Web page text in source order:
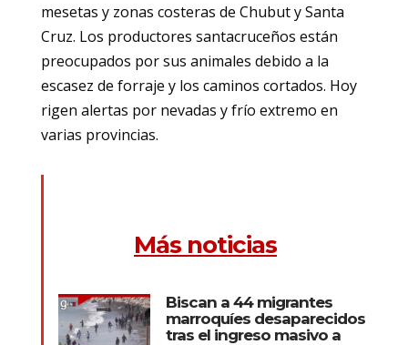
mesetas y zonas costeras de Chubut y Santa
Cruz. Los productores santacruceños están
preocupados por sus animales debido a la
escasez de forraje y los caminos cortados. Hoy
rigen alertas por nevadas y frío extremo en
varias provincias.
Más noticias
Biscan a 44 migrantes
marroquíes desaparecidos
tras el ingreso masivo a